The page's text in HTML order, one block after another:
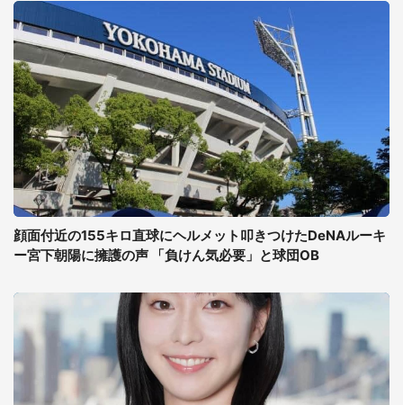
顔面付近の155キロ直球にヘルメット叩きつけたDeNAルーキ
ー宮下朝陽に擁護の声 「負けん気必要」と球団OB